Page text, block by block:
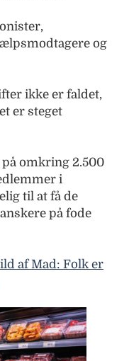
og
ikke er faldet,
er steget
omkring 2.500
i
til at få de
på fode
af Mad: Folk er